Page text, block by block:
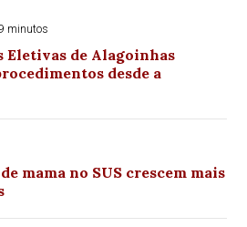
minutos
Eletivas de Alagoinhas
desde a
mama no SUS crescem mais